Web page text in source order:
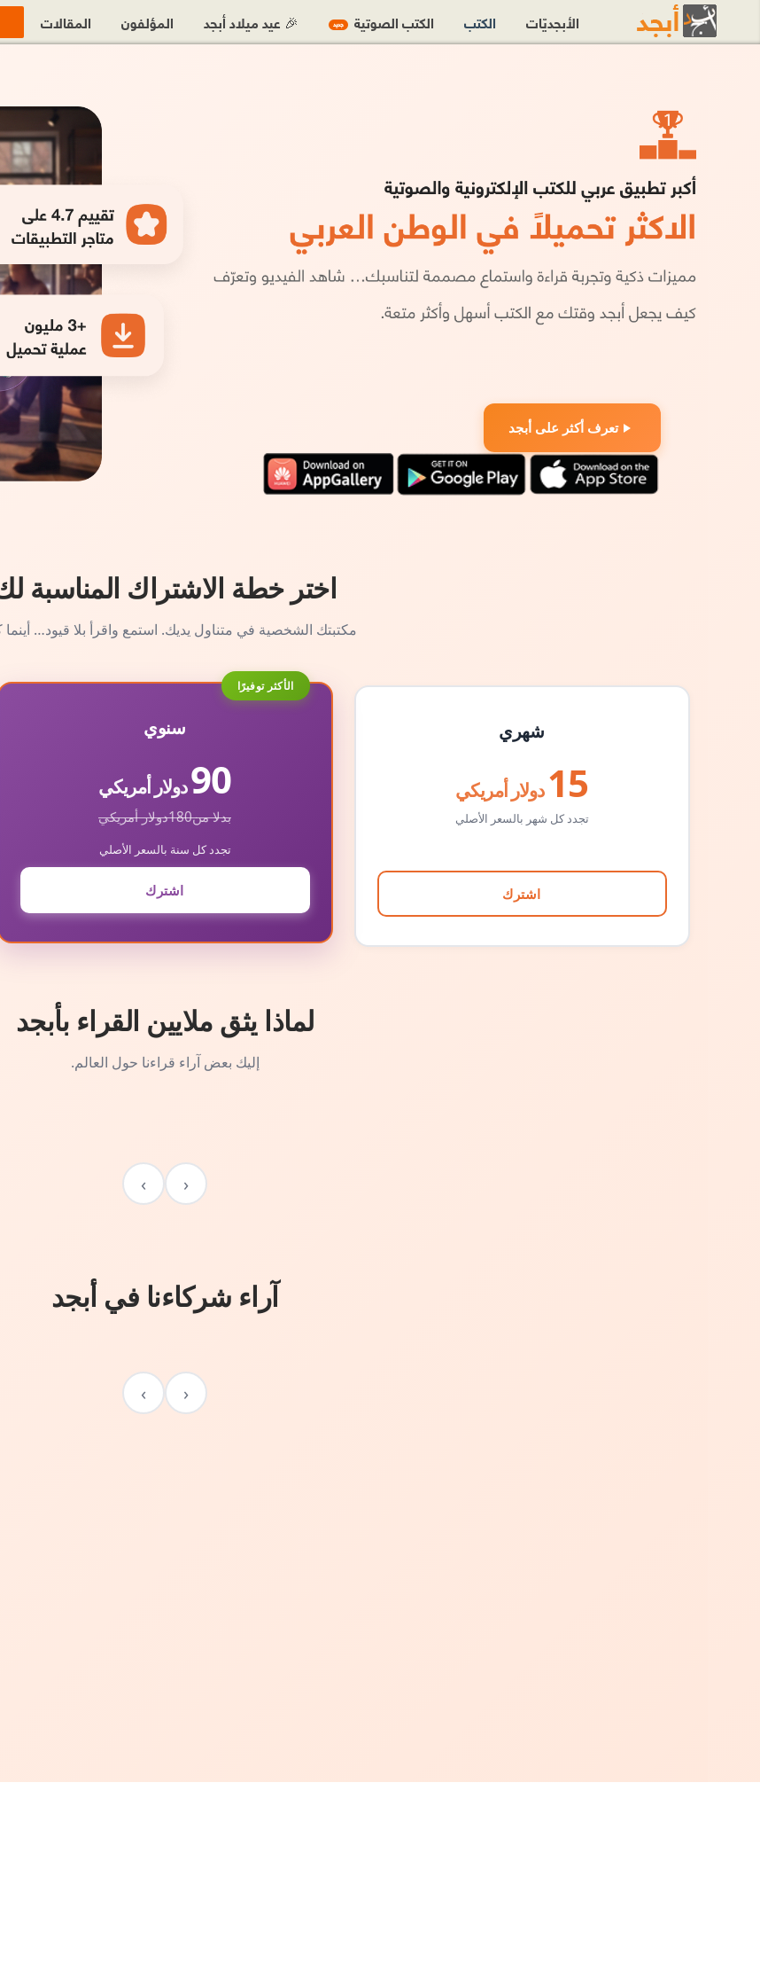
تعرف أكثر على أبجد
اختر خطة الاشتراك المناسبة
مكتبتك الشخصية في متناول يديك. استمع واقرأ بلا قيود…
شهري
15 دولار أمريكي
تجدد كل شهر بالسعر الأصلي
اشترك
الأكثر توفيرًا
سنوي
90دولار أمريكي
بدلا من180دولار أمريكي
تجدد كل سنة بالسعر الأصلي
اشترك
لماذا يثق ملايين القراء بأبجد
إليك بعض آراء قراءنا حول العالم.
‹
›
آراء شركاءنا في أبجد
‹
›
الأبجديّات الكتب الكتب الصوتية جديد 🎉 عيد ميلاد أبجد المؤلفون المقالات